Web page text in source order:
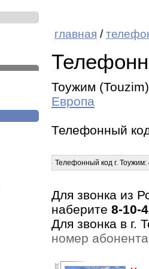
главная /
Тоужим
Европа
Телефонный
Телефонный код г. Тоужим:
Для звонка из
наберите 8-10-
Для звонка в г.
номер абонента